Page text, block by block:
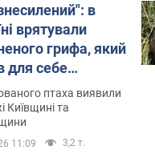
в
врятували
грифа, який
для себе
маршрут.
птаха виявили
Київщині та
11:09 3,2 т.